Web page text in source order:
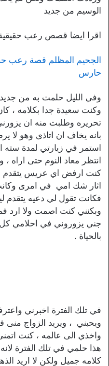
الوسيم من جديد
اقرا ايضا قصص رعب
الجحيم المظلم قصة رعب
حارس
وفي الليل حلمت به من
وكنت سعيدة جدا بكلامه ،
تحريره وطلبت منه ان
بانه يخاف ان اتاذى وهو لا
استمر في زيارتي لمدة
انتظر معاد النوم حتى اراه
كنت ارفض اي عريس يتقدم
اثار شك امي في امرى
فكانت تقول لي دعيه يتقدم
وبكنني كنت اصمت ولا ارد
جني يزوروني في احلامي
بالحياة .
في تلك الفترة اخبرني
ويحبني ، ويريد الزواج منى
واخذي الى عالمه ، كنت
هذا حلمي في تلك الفترة
كلامه جميل ولكن لا اريد